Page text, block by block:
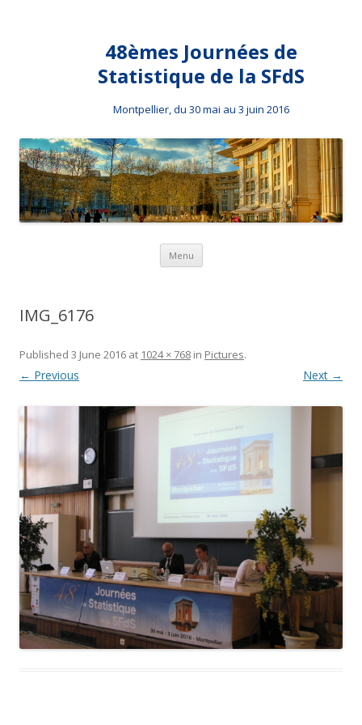
48èmes Journées de
Statistique de la SFdS
Montpellier, du 30 mai au 3 juin 2016
Menu Skip to content
IMG_6176
Published 3 June 2016 at 1024 × 768 in Pictures.
← Previous Next →